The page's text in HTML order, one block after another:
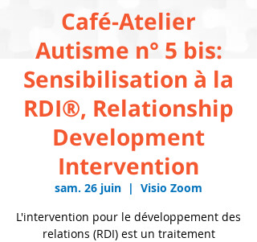
Café-Atelier
Autisme n° 5 bis:
Sensibilisation à la
RDI®, Relationship
Development
Intervention
sam. 26 juin
  |
Visio Zoom
L'intervention pour le développement des
relations (RDI) est un traitement